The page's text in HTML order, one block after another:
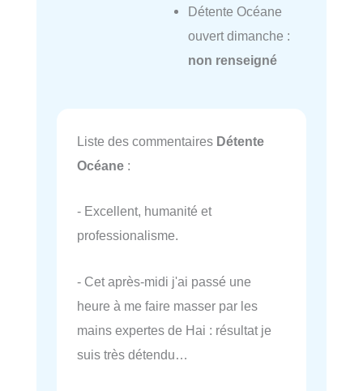
Détente Océane
ouvert dimanche :
non renseigné
Liste des commentaires Détente
Océane :
- Excellent, humanité et
professionalisme.
- Cet après-midi j'ai passé une
heure à me faire masser par les
mains expertes de Hai : résultat je
suis très détendu…